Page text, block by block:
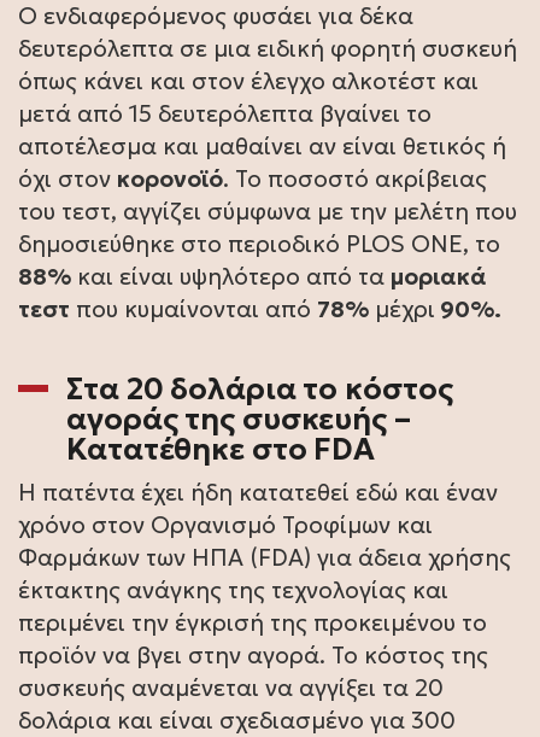
Ο ενδιαφερόμενος φυσάει για δέκα
δευτερόλεπτα σε μια ειδική φορητή συσκευή
όπως κάνει και στον έλεγχο αλκοτέστ και
μετά από 15 δευτερόλεπτα βγαίνει το
αποτέλεσμα και μαθαίνει αν είναι θετικός ή
όχι στον κορονοϊό. Το ποσοστό ακρίβειας
του τεστ, αγγίζει σύμφωνα με την μελέτη που
δημοσιεύθηκε στο περιοδικό PLOS ONE, το
88% και είναι υψηλότερο από τα μοριακά
τεστ που κυμαίνονται από 78% μέχρι 90%.
Στα 20 δολάρια το κόστος
αγοράς της συσκευής –
Κατατέθηκε στο FDA
Η πατέντα έχει ήδη κατατεθεί εδώ και έναν
χρόνο στον Οργανισμό Τροφίμων και
Φαρμάκων των ΗΠΑ (FDA) για άδεια χρήσης
έκτακτης ανάγκης της τεχνολογίας και
περιμένει την έγκρισή της προκειμένου το
προϊόν να βγει στην αγορά. Το κόστος της
συσκευής αναμένεται να αγγίξει τα 20
δολάρια και είναι σχεδιασμένο για 300